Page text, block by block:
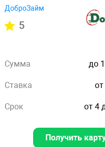
ДоброЗайм
5
Сумма до
Ставка от
Срок от 4
Получить